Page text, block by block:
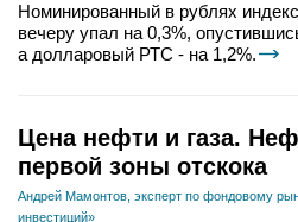
Номинированный в рублях
вечеру упал на 0,3%,
а долларовый РТС - на 1,2%.
Цена нефти и газа.
первой зоны отскока
Андрей Мамонтов, эксперт по фондовому
инвестиций»